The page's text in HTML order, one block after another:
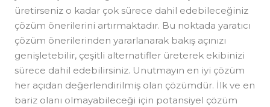
üretirseniz o kadar çok sürece dahil edebileceğiniz
çözüm önerilerini artırmaktadır. Bu noktada yaratıcı
çözüm önerilerinden yararlanarak bakış açınızı
genişletebilir, çeşitli alternatifler üreterek ekibinizi
sürece dahil edebilirsiniz. Unutmayın en iyi çözüm
her açıdan değerlendirilmiş olan çözümdür. İlk ve en
bariz olanı olmayabileceği için potansiyel çözüm